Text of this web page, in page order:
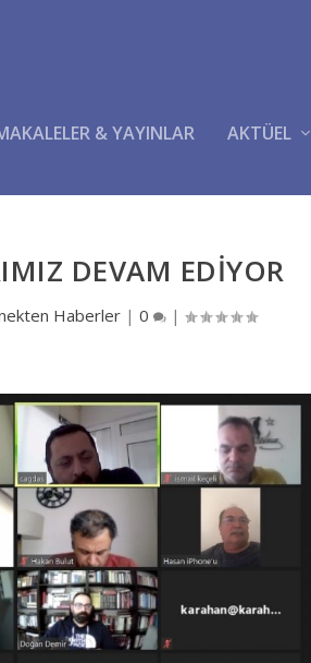
& YAYINLAR AKTÜEL
DEVAM EDİYOR
Haberler |0 |